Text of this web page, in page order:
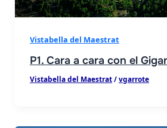
Vistabella del Maestrat
P1. Cara a cara con el
Vistabella del Maestrat/vgarrote